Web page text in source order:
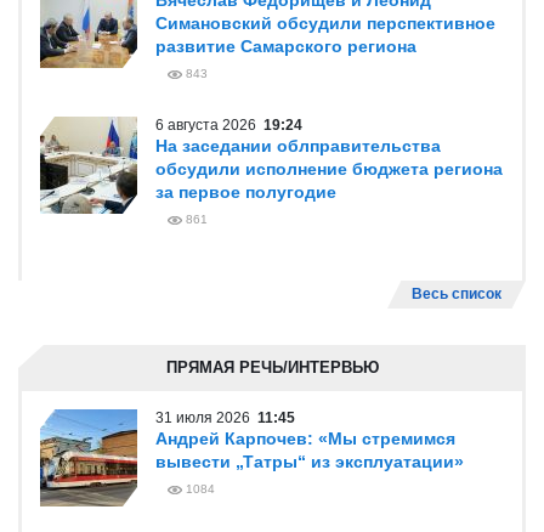
Симановский обсудили перспективное
развитие Самарского региона
843
6 августа 2026 19:24
На заседании облправительства
обсудили исполнение бюджета региона
за первое полугодие
861
Весь список
ПРЯМАЯ РЕЧЬ/ИНТЕРВЬЮ
31 июля 2026 11:45
Андрей Карпочев: «Мы стремимся
вывести „Татры“ из эксплуатации»
1084